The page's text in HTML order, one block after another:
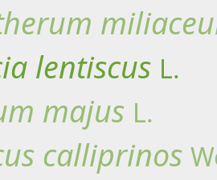
lentiscus L.
majus L.
calliprinos